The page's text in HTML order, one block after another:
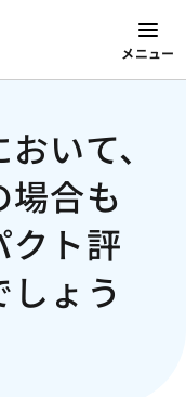
メニュー
いて、
場合も
クト評
ょう